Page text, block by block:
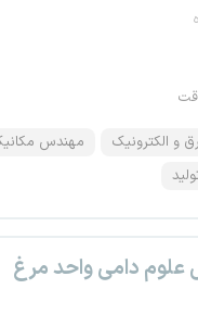
و الکترونیک
مهندس
علوم دامی واحد مرغ